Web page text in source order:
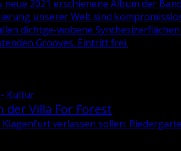
neue 2021 er­schie­ne­ne Album der
un­se­rer Welt sind
dicht­ge­-wo­be­ne
Groo­ves. Ein­tritt frei.
- Kultur
Villa For Forest
ver­las­sen sol­len: